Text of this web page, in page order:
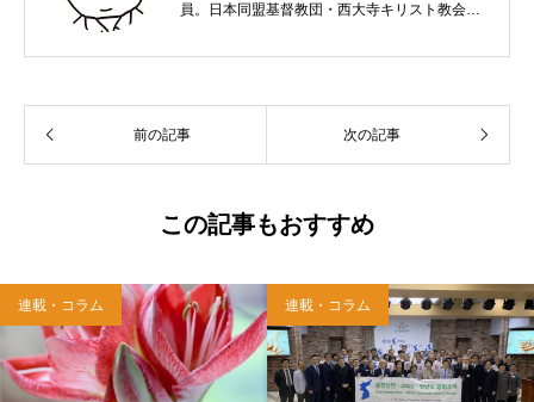
員。日本同盟基督教団・西大寺キリスト教会
れ。関西学院大学社会学部卒業。９０年代、い
て、雜賀編集工房として独立。
前の記事 次の記事
この記事もおすすめ
連載・コラム 連載・コラム